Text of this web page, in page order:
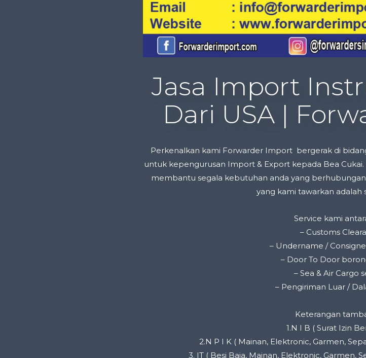
Jasa Import
Dari USA |
Perkenalkan kami Forwarder Import bergerak di
untuk kepengurusan Import & Export kepada Bea
membantu segala kebutuhan anda yang
yang kami tawarkan adalah
Service kami
– Customs
– Undername /
– Door To Door
– Sea & Air Cargo
– Pengiriman Luar /
Keterangan
1.N I B ( Surat Izin
2.N P I K ( Mainan, Elektronic, Garmen,
3. IT ( Besi Baja, Mainan, Elektronic, Garmen,